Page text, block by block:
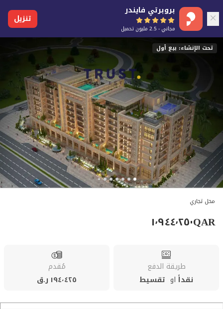
بروبرتي فايندر
مجاني - 2.5 مليون تحميل
تنزيل
تحت الإنشاء: بيع أول
محل تجاري
QAR١٬٩٤٤٬٢٥٠
طريقة الدفع
نقداً او تقسيط
مُقدم
١٩٤٬٤٢٥ ر.ق